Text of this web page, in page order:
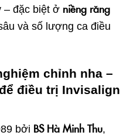
– đặc biệt ở niềng răng
và số lượng ca điều
chỉnh nha –
điều trị Invisalign
bởi BS Hà Minh Thu,